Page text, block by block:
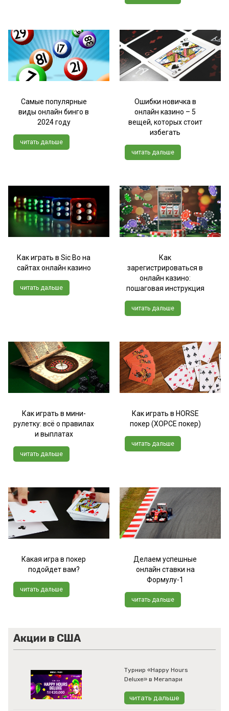
Самые популярные
виды онлайн бинго в
2024 году
читать дальше
Ошибки новичка в
онлайн казино – 5
вещей, которых стоит
избегать
читать дальше
Как играть в Sic Bo на
сайтах онлайн казино
читать дальше
Как
зарегистрироваться в
онлайн казино:
пошаговая инструкция
читать дальше
Как играть в мини-
рулетку: всё о правилах
и выплатах
читать дальше
Как играть в HORSE
покер (ХОРСЕ покер)
читать дальше
Какая игра в покер
подойдет вам?
читать дальше
Делаем успешные
онлайн ставки на
Формулу-1
читать дальше
Акции в США
Турнир «Happy Hours
Deluxe» в Мегапари
читать дальше